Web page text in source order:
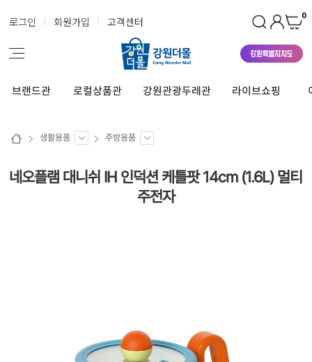
로그인 회원가입 고객센터 0
브랜드관 로컬상품관 강원관광두레관 라이브쇼핑
생활용품 주방용품
네오플램 대니쉬 IH 인덕션 케틀팟 14cm (1.6L) 멀티
주전자